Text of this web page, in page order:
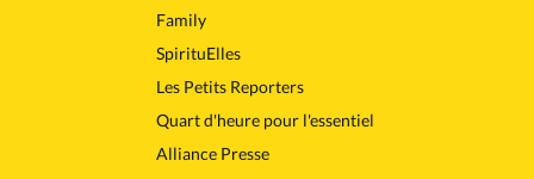
Family
SpirituElles
Les Petits Reporters
Quart d'heure pour l'essentiel
Alliance Presse